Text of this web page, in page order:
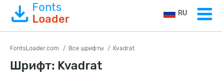
Fonts
Loader
RU
FontsLoader.com Все шрифты Kvadrat
Шрифт: Kvadrat